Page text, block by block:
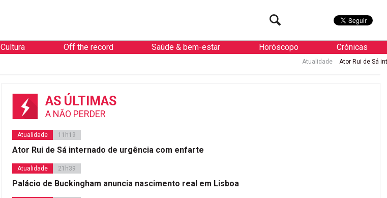
Cultura Off the record Saúde & bem-estar Horóscopo Crónicas
Atualidade Ator Rui de Sá
AS ÚLTIMAS
A NÃO PERDER
Atualidade 11h19
Ator Rui de Sá internado de urgência com enfarte
Atualidade 21h39
Palácio de Buckingham anuncia nascimento real em Lisboa